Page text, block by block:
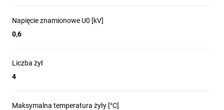
Napięcie znamionowe U0 [kV]
0,6
Liczba żył
4
Maksymalna temperatura żyły [°C]